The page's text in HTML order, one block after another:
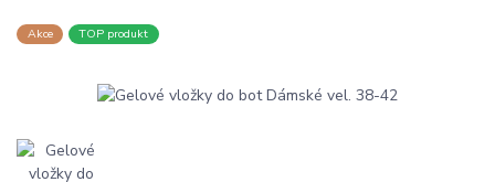
Akce TOP produkt